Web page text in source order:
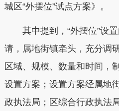
城区“外摆位”试点方案》。
其中提到，“外摆位”设置
请，属地街镇牵头，充分调
区域、规模、数量和时间，
设置方案；设置方案经属地
政执法局；区综合行政执法